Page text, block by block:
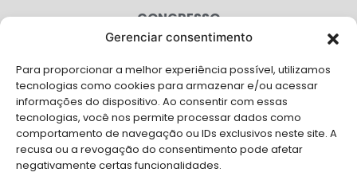
Gerenciar consentimento
Para proporcionar a melhor experiência possível, utilizamos
tecnologias como cookies para armazenar e/ou acessar
informações do dispositivo. Ao consentir com essas
tecnologias, você nos permite processar dados como
comportamento de navegação ou IDs exclusivos neste site. A
recusa ou a revogação do consentimento pode afetar
negativamente certas funcionalidades.
CONGRESSO
CAMPANHAS
SERVIÇOS
FILIADAS